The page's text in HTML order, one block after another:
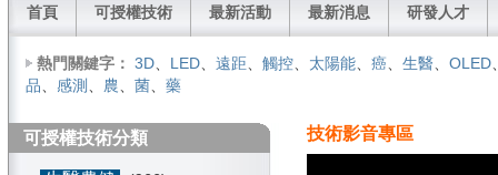
首頁 可授權技術 最新活動 最新消息 研發人才
熱門關鍵字： 3D、 LED、 遠距、 觸控、 太陽能、 癌、 生醫、 OLED
品、 感測 、 農、 菌、 藥
可授權技術分類 技術影音專區